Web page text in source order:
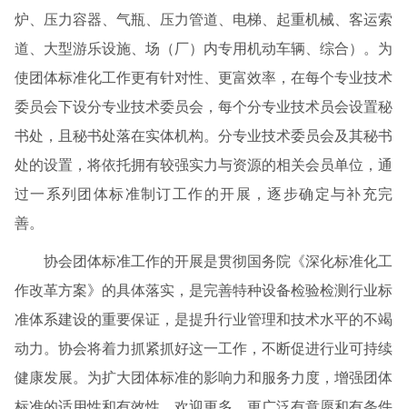
炉、压力容器、气瓶、压力管道、电梯、起重机械、客运索
道、大型游乐设施、场（厂）内专用机动车辆、综合）。为
使团体标准化工作更有针对性、更富效率，在每个专业技术
委员会下设分专业技术委员会，每个分专业技术员会设置秘
书处，且秘书处落在实体机构。分专业技术委员会及其秘书
处的设置，将依托拥有较强实力与资源的相关会员单位，通
过一系列团体标准制订工作的开展，逐步确定与补充完
善。
协会团体标准工作的开展是贯彻国务院《深化标准化工
作改革方案》的具体落实，是完善特种设备检验检测行业标
准体系建设的重要保证，是提升行业管理和技术水平的不竭
动力。协会将着力抓紧抓好这一工作，不断促进行业可持续
健康发展。为扩大团体标准的影响力和服务力度，增强团体